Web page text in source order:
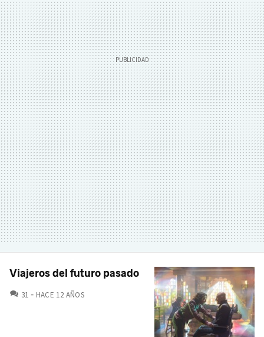
Viajeros del futuro pasado
31 COMENTARIOS
HACE 12 AÑOS